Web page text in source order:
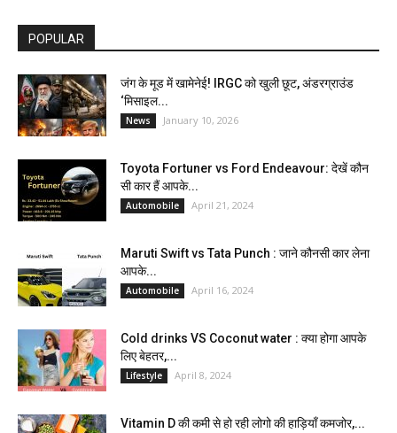
POPULAR
जंग के मूड में खामेनेई! IRGC को खुली छूट, अंडरग्राउंड
‘मिसाइल...
News January 10, 2026
Toyota Fortuner vs Ford Endeavour: देखें कौन
सी कार हैं आपके...
Automobile April 21, 2024
Maruti Swift vs Tata Punch : जाने कौनसी कार लेना
आपके...
Automobile April 16, 2024
Cold drinks VS Coconut water : क्या होगा आपके
लिए बेहतर,...
Lifestyle April 8, 2024
Vitamin D की कमी से हो रही लोगो की हाड़ियाँ कमजोर,...